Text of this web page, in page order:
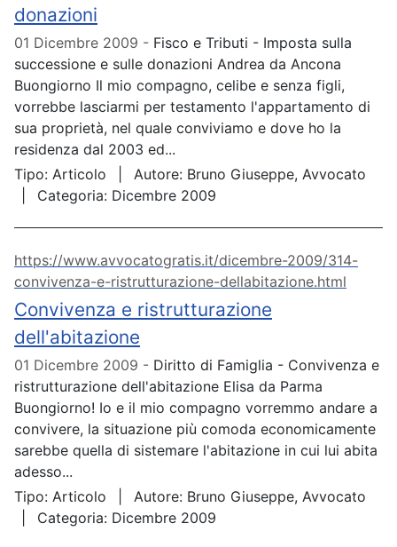
donazioni
01 Dicembre 2009
Fisco e Tributi - Imposta sulla
successione e sulle donazioni Andrea da Ancona
Buongiorno Il mio compagno, celibe e senza figli,
vorrebbe lasciarmi per testamento l'appartamento di
sua proprietà, nel quale conviviamo e dove ho la
residenza dal 2003 ed...
Tipo: Articolo Autore: Bruno Giuseppe, Avvocato
Categoria: Dicembre 2009
Convivenza e ristrutturazione
dell'abitazione
https://www.avvocatogratis.it/dicembre-2009/314-
convivenza-e-ristrutturazione-dellabitazione.html
01 Dicembre 2009
Diritto di Famiglia - Convivenza e
ristrutturazione dell'abitazione Elisa da Parma
Buongiorno! Io e il mio compagno vorremmo andare a
convivere, la situazione più comoda economicamente
sarebbe quella di sistemare l'abitazione in cui lui abita
adesso...
Tipo: Articolo Autore: Bruno Giuseppe, Avvocato
Categoria: Dicembre 2009